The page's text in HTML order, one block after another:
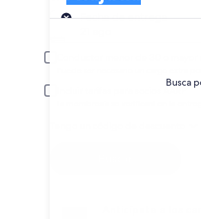
Busca
Entrega
Fecha de entrega
Conductor menor de 30 o mayor
Puede ser necesario un cargo extra